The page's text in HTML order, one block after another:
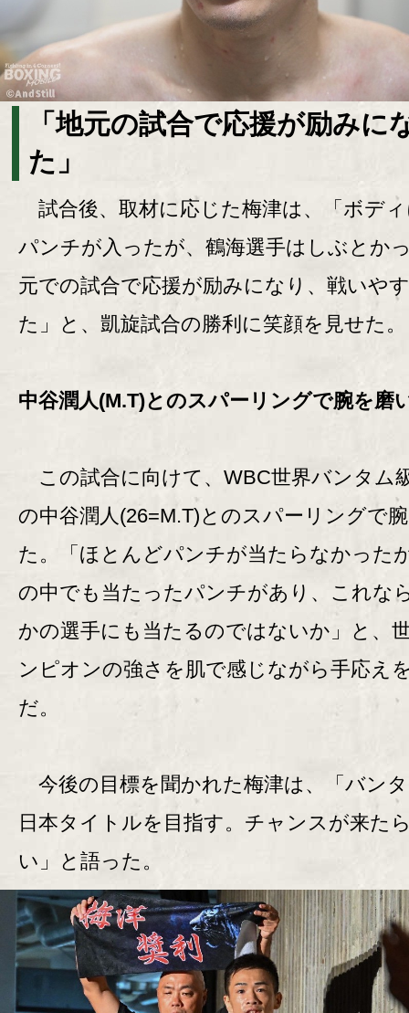
「地元の試合で応援が励みに
た」
試合後、取材に応じた梅津は、「ボデ
パンチが入ったが、鶴海選手はしぶとか
元での試合で応援が励みになり、戦いや
た」と、凱旋試合の勝利に笑顔を見せた。
中谷潤人(M.T)とのスパーリングで腕を磨
この試合に向けて、WBC世界バンタム
の中谷潤人(26=M.T)とのスパーリングで
た。「ほとんどパンチが当たらなかった
の中でも当たったパンチがあり、これな
かの選手にも当たるのではないか」と、
ンピオンの強さを肌で感じながら手応え
だ。
今後の目標を聞かれた梅津は、「バン
日本タイトルを目指す。チャンスが来た
い」と語った。